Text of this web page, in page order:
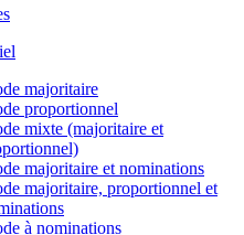
majoritaire
proportionnel
mixte (majoritaire et
majoritaire et nominations
majoritaire, proportionnel et
à nominations